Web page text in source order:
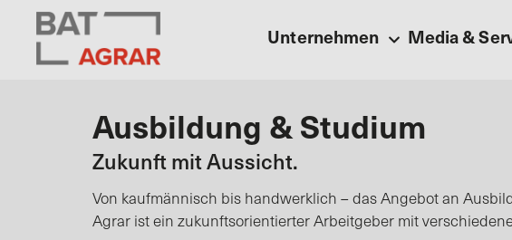
Unternehmen Media &
Ausbildung & Studium
Zukunft mit Aussicht.
Von kaufmännisch bis handwerklich – das Angebot an
Agrar ist ein zukunftsorientierter Arbeitgeber mit